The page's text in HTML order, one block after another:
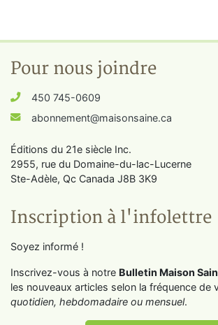
Pour nous joindre
450 745-0609
abonnement@maisonsaine.ca
Éditions du 21e siècle Inc.
2955, rue du Domaine-du-lac-Lucerne
Ste-Adèle, Qc Canada J8B 3K9
Inscription à l'infolettre
Soyez informé !
Inscrivez-vous à notre Bulletin Maison
les nouveaux articles selon la fréquence de
quotidien, hebdomadaire ou mensuel.